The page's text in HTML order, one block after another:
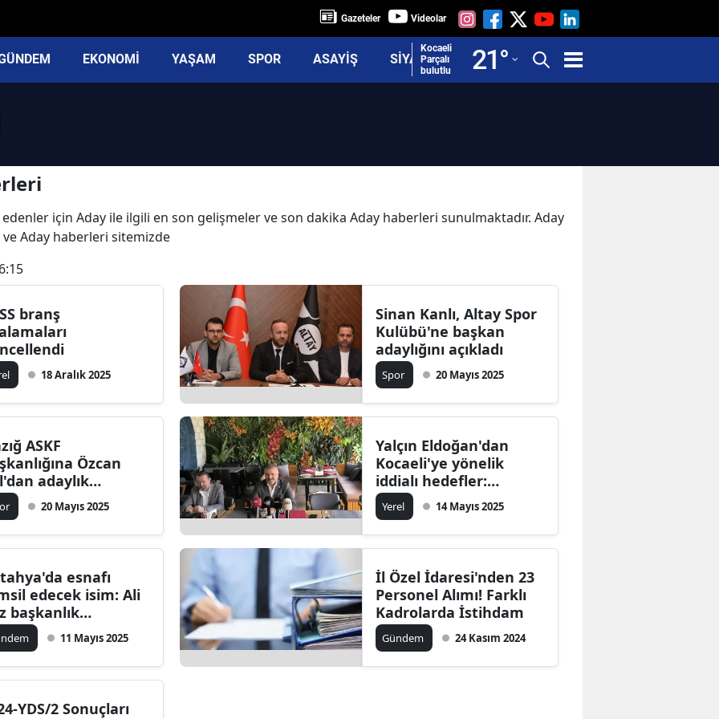
Gazeteler Videolar
EKONOMİ YAŞAM SPOR ASAYİŞ SİYASET
Kocaeli
Parçalı
bulutlu
21°
Adana
Adıyaman
Ankara
Aydın
Balıkesir
Bilecik
Bitlis
Bolu
Burdur
Çanakkale
Çankırı
Çorum
için Aday ile ilgili en son gelişmeler ve son dakika Aday haberleri sunulmaktadır. Aday
Aday haberleri sitemizde
branş
18 Aralık 2025
Sinan Kanlı, Altay Spor
Kulübü'ne başkan
adaylığını açıkladı
Spor 20 Mayıs 2025
ASKF
Özcan
adaylık
Hedefleri
20 Mayıs 2025
Yalçın Eldoğan'dan
Kocaeli'ye yönelik
iddialı hedefler:
Büyükşehir Başkanlığı
için hazırlık yapıyor
mu?
Yerel 14 Mayıs 2025
esnafı
edecek isim: Ali
başkanlık
açıkladı
11 Mayıs 2025
İl Özel İdaresi'nden 23
Personel Alımı! Farklı
Kadrolarda İstihdam
Gündem 24 Kasım 2024
YDS/2 Sonuçları